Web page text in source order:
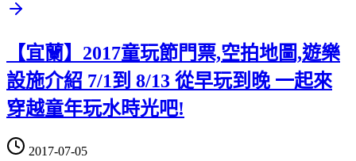
【宜蘭】2017童玩節門票,空拍地圖,遊樂
設施介紹 7/1到 8/13 從早玩到晚 一起來
穿越童年玩水時光吧!
2017-07-05